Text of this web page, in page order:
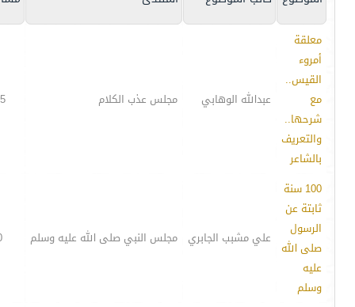
معلقة
أمروء
القيس..
مع
شرحها..
والتعريف
بالشاعر
عبدالله الوهابي مجلس عذب الكلام
100 سنة
ثابتة عن
الرسول
صلى الله
عليه
وسلم
علي مشبب الجابري مجلس النبي صلى الله عليه وسلم